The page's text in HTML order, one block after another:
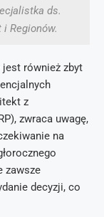
ds.
Regionów.
jest również zbyt
z
zwraca uwagę,
na
zawsze
decyzji, co